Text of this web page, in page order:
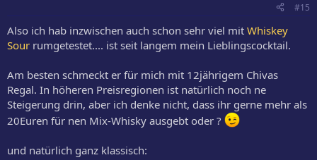
#15
Also ich hab inzwischen auch schon sehr viel mit Whiskey
Sour rumgetestet.... ist seit langem mein Lieblingscocktail.
Am besten schmeckt er für mich mit 12jährigem Chivas
Regal. In höheren Preisregionen ist natürlich noch ne
Steigerung drin, aber ich denke nicht, dass ihr gerne mehr als
20Euren für nen Mix-Whisky ausgebt oder ?
und natürlich ganz klassisch: